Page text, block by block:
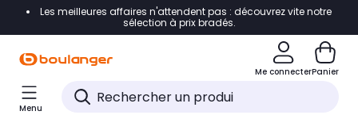
Accéder directement à la navigation
Accéder directement au pied de page
Les meilleures affaires n'attendent pas : découvrez vite notre
sélection à prix bradés.
Me connecterPanier
Menu